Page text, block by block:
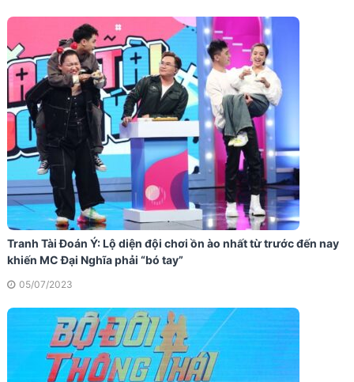
Tranh Tài Đoán Ý: Lộ diện đội chơi ồn ào nhất từ trước đến nay
khiến MC Đại Nghĩa phải “bó tay”
05/07/2023